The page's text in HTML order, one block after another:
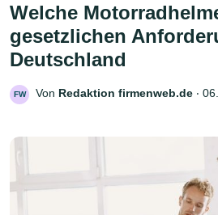
Welche
gesetzlichen
Deutschland
FW Von Redaktion firmenweb.de ‧